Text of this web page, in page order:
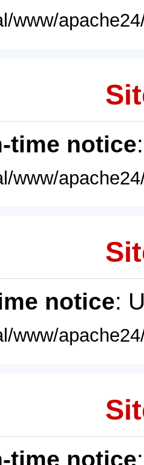
www/
time notice
www/
notice:
www/
time notice